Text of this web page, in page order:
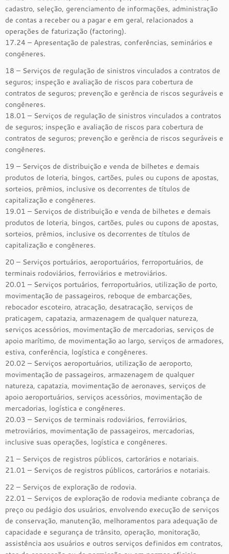
cadastro, seleção, gerenciamento de informações, administração
de contas a receber ou a pagar e em geral, relacionados a
operações de faturização (factoring).
17.24 – Apresentação de palestras, conferências, seminários e
congêneres.
18 – Serviços de regulação de sinistros vinculados a contratos de
seguros; inspeção e avaliação de riscos para cobertura de
contratos de seguros; prevenção e gerência de riscos seguráveis e
congêneres.
18.01 – Serviços de regulação de sinistros vinculados a contratos
de seguros; inspeção e avaliação de riscos para cobertura de
contratos de seguros; prevenção e gerência de riscos seguráveis e
congêneres.
19 – Serviços de distribuição e venda de bilhetes e demais
produtos de loteria, bingos, cartões, pules ou cupons de apostas,
sorteios, prêmios, inclusive os decorrentes de títulos de
capitalização e congêneres.
19.01 – Serviços de distribuição e venda de bilhetes e demais
produtos de loteria, bingos, cartões, pules ou cupons de apostas,
sorteios, prêmios, inclusive os decorrentes de títulos de
capitalização e congêneres.
20 – Serviços portuários, aeroportuários, ferroportuários, de
terminais rodoviários, ferroviários e metroviários.
20.01 – Serviços portuários, ferroportuários, utilização de porto,
movimentação de passageiros, reboque de embarcações,
rebocador escoteiro, atracação, desatracação, serviços de
praticagem, capatazia, armazenagem de qualquer natureza,
serviços acessórios, movimentação de mercadorias, serviços de
apoio marítimo, de movimentação ao largo, serviços de armadores,
estiva, conferência, logística e congêneres.
20.02 – Serviços aeroportuários, utilização de aeroporto,
movimentação de passageiros, armazenagem de qualquer
natureza, capatazia, movimentação de aeronaves, serviços de
apoio aeroportuários, serviços acessórios, movimentação de
mercadorias, logística e congêneres.
20.03 – Serviços de terminais rodoviários, ferroviários,
metroviários, movimentação de passageiros, mercadorias,
inclusive suas operações, logística e congêneres.
21 – Serviços de registros públicos, cartorários e notariais.
21.01 – Serviços de registros públicos, cartorários e notariais.
22 – Serviços de exploração de rodovia.
22.01 – Serviços de exploração de rodovia mediante cobrança de
preço ou pedágio dos usuários, envolvendo execução de serviços
de conservação, manutenção, melhoramentos para adequação de
capacidade e segurança de trânsito, operação, monitoração,
assistência aos usuários e outros serviços definidos em contratos,